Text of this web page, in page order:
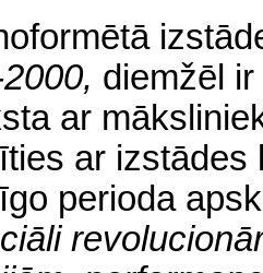
diemžēl
ar
ar izstādes
perioda